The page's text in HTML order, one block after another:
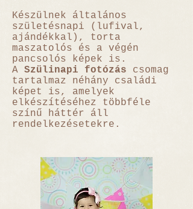
Készülnek általános
születésnapi (lufival,
ajándékkal), torta
maszatolós és a végén
pancsolós képek is.
A Szülinapi fotózás csomag
tartalmaz néhány családi
képet is, amelyek
elkészítéséhez többféle
színű háttér áll
rendelkezésetekre.